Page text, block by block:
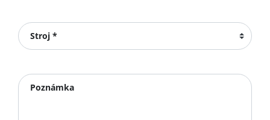
Stroj *
Poznámka